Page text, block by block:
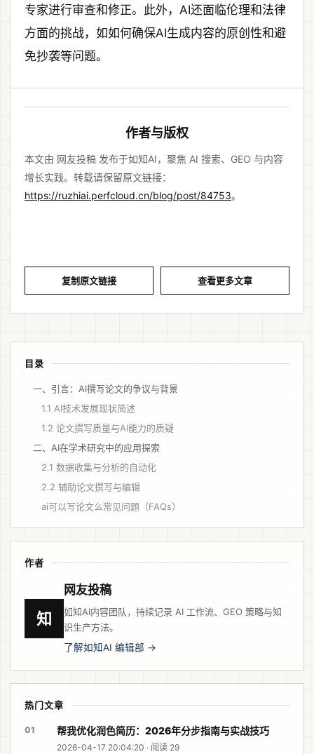
专家进行审查和修正。此外，AI还面临伦理和法律
方面的挑战，如如何确保AI生成内容的原创性和避
免抄袭等问题。
作者与版权
本文由 网友投稿 发布于如知AI，聚焦 AI 搜索、GEO 与内容
增长实践。转载请保留原文链接：
https://ruzhiai.perfcloud.cn/blog/post/84753。
复制原文链接 查看更多文章
目录
一、引言：AI撰写论文的争议与背景
1.1 AI技术发展现状简述
1.2 论文撰写质量与AI能力的质疑
二、AI在学术研究中的应用探索
2.1 数据收集与分析的自动化
2.2 辅助论文撰写与编辑
ai可以写论文么常见问题（FAQs）
作者
知
网友投稿
如知AI内容团队，持续记录 AI 工作流、GEO 策略与知
识生产方法。
了解如知AI 编辑部 →
热门文章
01 帮我优化润色简历：2026年分步指南与实战技巧
2026-04-17 20:04:20 · 阅读 29